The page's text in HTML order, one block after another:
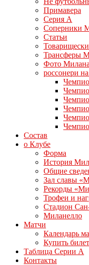
Примавера
Серия А
Соперники
Статьи
Трансферы
Фото Милана
россонери
Состав
о Клубе
Форма
История
Общие
Зал славы
Рекорды
Трофеи и
Стадион
Миланелло
Матчи
Календарь
Купить
Таблица Серии А
Контакты